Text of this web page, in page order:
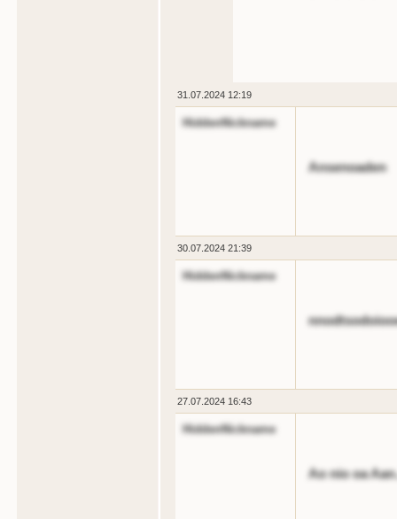
31.07.2024 12:19
HiddenNickname
Ansenoaden
30.07.2024 21:39
HiddenNickname
27.07.2024 16:43
HiddenNickname
Ao nio oa